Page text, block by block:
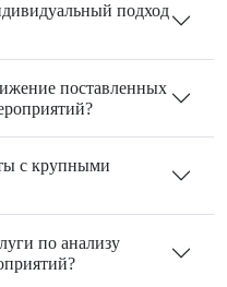
подход
поставленных
с крупными
по анализу